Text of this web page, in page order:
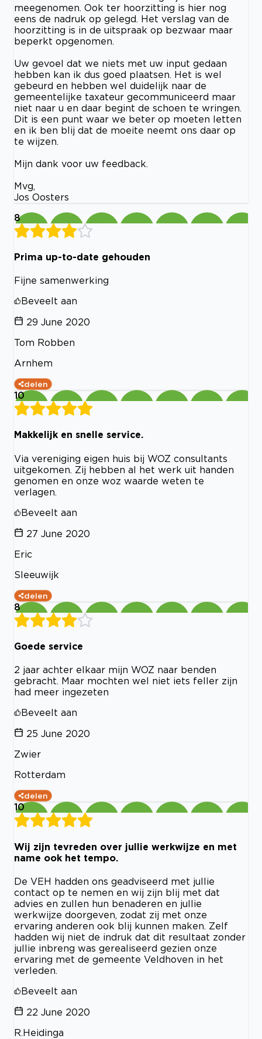
meegenomen. Ook ter hoorzitting is hier nog
eens de nadruk op gelegd. Het verslag van de
hoorzitting is in de uitspraak op bezwaar maar
beperkt opgenomen.
Uw gevoel dat we niets met uw input gedaan
hebben kan ik dus goed plaatsen. Het is wel
gebeurd en hebben wel duidelijk naar de
gemeentelijke taxateur gecommuniceerd maar
niet naar u en daar begint de schoen te wringen.
Dit is een punt waar we beter op moeten letten
en ik ben blij dat de moeite neemt ons daar op
te wijzen.
Mijn dank voor uw feedback.
Mvg,
Jos Oosters
8
Prima up-to-date gehouden
Fijne samenwerking
Beveelt aan
29 June 2020
Tom Robben
Arnhem
delen
10
Makkelijk en snelle service.
Via vereniging eigen huis bij WOZ consultants
uitgekomen. Zij hebben al het werk uit handen
genomen en onze woz waarde weten te
verlagen.
Beveelt aan
27 June 2020
Eric
Sleeuwijk
delen
8
Goede service
2 jaar achter elkaar mijn WOZ naar benden
gebracht. Maar mochten wel niet iets feller zijn
had meer ingezeten
Beveelt aan
25 June 2020
Zwier
Rotterdam
delen
10
Wij zijn tevreden over jullie werkwijze en met
name ook het tempo.
De VEH hadden ons geadviseerd met jullie
contact op te nemen en wij zijn blij met dat
advies en zullen hun benaderen en jullie
werkwijze doorgeven, zodat zij met onze
ervaring anderen ook blij kunnen maken. Zelf
hadden wij niet de indruk dat dit resultaat zonder
jullie inbreng was gerealiseerd gezien onze
ervaring met de gemeente Veldhoven in het
verleden.
Beveelt aan
22 June 2020
R.Heidinga